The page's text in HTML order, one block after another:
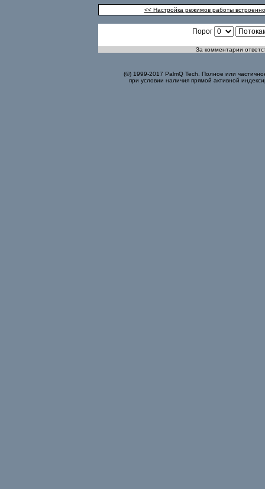
<< Настройка режимов работы
Порог
За комментарии
(©) 1999-2017 PalmQ Tech. Полное или
при условии наличия прямой активной